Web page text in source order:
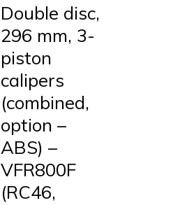
Double disc,
296 mm, 3-
piston
calipers
(combined,
option –
ABS) –
VFR800F
(RC46,